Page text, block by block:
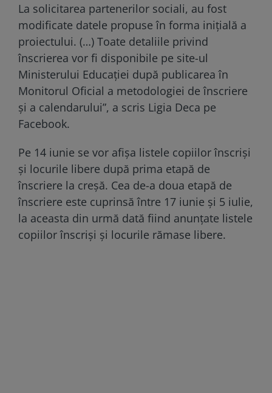
La solicitarea partenerilor sociali, au fost
modificate datele propuse în forma iniţială a
proiectului. (…) Toate detaliile privind
înscrierea vor fi disponibile pe site-ul
Ministerului Educaţiei după publicarea în
Monitorul Oficial a metodologiei de înscriere
şi a calendarului”, a scris Ligia Deca pe
Facebook.
Pe 14 iunie se vor afişa listele copiilor înscrişi
şi locurile libere după prima etapă de
înscriere la creşă. Cea de-a doua etapă de
înscriere este cuprinsă între 17 iunie şi 5 iulie,
la aceasta din urmă dată fiind anunţate listele
copiilor înscrişi şi locurile rămase libere.